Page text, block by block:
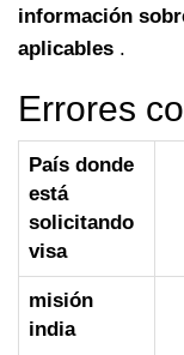
información
aplicables .
Errores
País donde
está
solicitando
visa
misión
india